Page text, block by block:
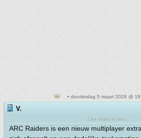
• donderdag 5 maart 2026 @
V.
Like tears in rain...
ARC Raiders is een nieuw multiplayer